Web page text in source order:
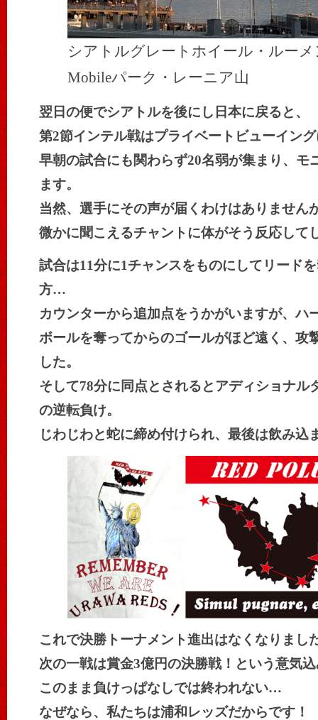
シアトルグレートホイール・ルー
Mobileパーク・レーニア山
翌日の便でシアトルを後にし日本に戻ると、
第2節インテル戦はプライベートビューイン
早朝の試合にも関わらず20名弱が集まり、モ
ます。
当然、選手にその声が届くわけはありません
微かに聞こえるチャントに体がそう反応して
試合は11分に1チャンスをものにしてリード
方…
カウンターから追加点をうかがいますが、ハ
ボールを奪ってからのゴールがほど遠く、攻
した。
そして78分に同点とされるとアディショナル
の逆転負け。
じわじわと蛇に締め付けられ、最後は飲み込
これで決勝トーナメント進出はなくなりまし
次の一戦は賞金3億円の決勝戦！という意気
このまま負けっぱなしでは終われない…
なぜなら、私たちは浦和レッズだからです！